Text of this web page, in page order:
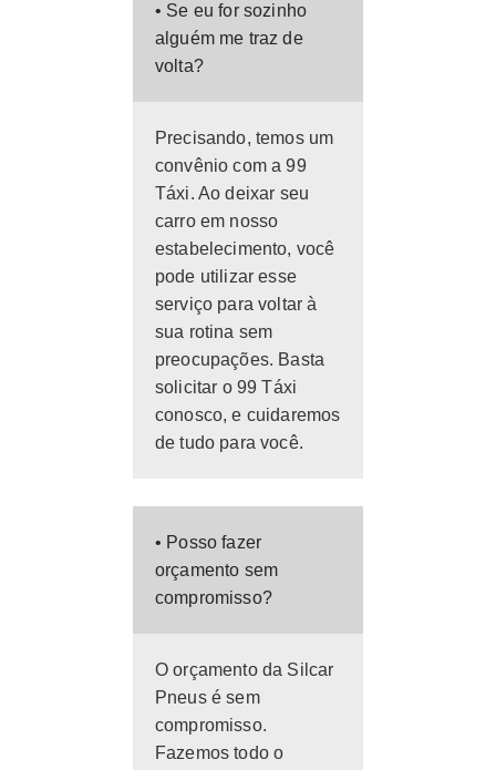
• Se eu for sozinho
alguém me traz de
volta?
Precisando, temos um
convênio com a 99
Táxi. Ao deixar seu
carro em nosso
estabelecimento, você
pode utilizar esse
serviço para voltar à
sua rotina sem
preocupações. Basta
solicitar o 99 Táxi
conosco, e cuidaremos
de tudo para você.
• Posso fazer
orçamento sem
compromisso?
O orçamento da Silcar
Pneus é sem
compromisso.
Fazemos todo o